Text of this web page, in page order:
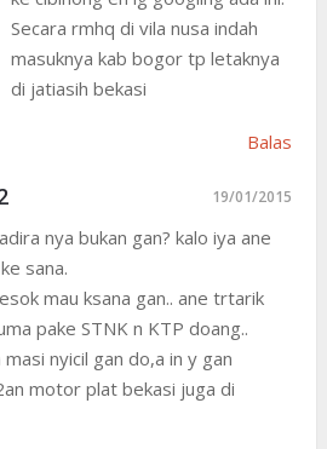
Secara rmhq di vila nusa indah
masuknya kab bogor tp letaknya
di jatiasih bekasi
Balas
19/01/2015
nya bukan gan? kalo iya ane
sana.
mau ksana gan.. ane trtarik
pake STNK n KTP doang..
masi nyicil gan do,a in y gan
motor plat bekasi juga di